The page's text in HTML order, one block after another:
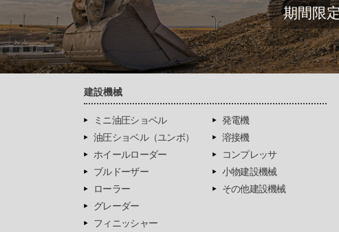
期間限
建設機械
ミニ油圧ショベル
油圧ショベル（ユンボ）
ホイールローダー
ブルドーザー
ローラー
グレーダー
フィニッシャー
発電機
溶接機
コンプレッサ
小物建設機械
その他建設機械